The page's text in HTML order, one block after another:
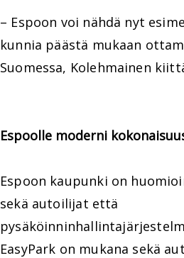
– Espoon voi nähdä nyt
kunnia päästä mukaan
Suomessa, Kolehmainen
Espoolle moderni
Espoon kaupunki on
sekä autoilijat että
EasyPark on mukana sekä